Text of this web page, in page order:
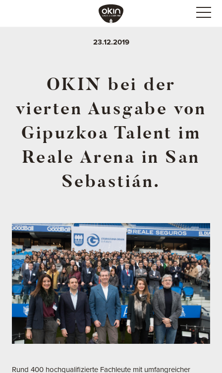
23.12.2019
OKIN bei der
vierten Ausgabe von
Gipuzkoa Talent im
Reale Arena in San
Sebastián.
Rund 400 hochqualifizierte Fachleute mit umfangreicher